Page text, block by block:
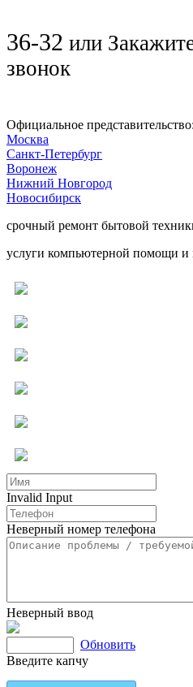
36-32 или
звонок
Официальное представительство:
Москва
Санкт-Петербург
Воронеж
Нижний Новгород
Новосибирск
срочный ремонт бытовой
услуги компьютерной помощи и
Invalid Input
Неверный номер телефона
Неверный ввод
Обновить
Введите капчу